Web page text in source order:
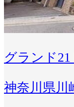
グランド
神奈川県川